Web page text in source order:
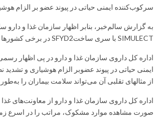
سرکوب‌کننده ایمنی حیاتی در پیوند عضو بر الزام
SIMULECT با سری ساختSFYD2 در برخی کشورها شناسایی شده‌ است. این دارو نقش حیاتی در جلوگیری از رد پیوند دارد و منفعت گیری
ایمنی حیاتی در پیوند عضوبر الزام هوشیاری و
از مثالهای تقلبی آن می‌تواند سلامت بیماران را
اداره کل داروی سازمان غذا و دارو از معاونت‌های
صورت مشاهده موارد مشکوک، مراتب را در اسرع